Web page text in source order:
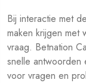
Bij interactie met
maken krijgen met
vraag. Betnation
snelle
voor vragen en